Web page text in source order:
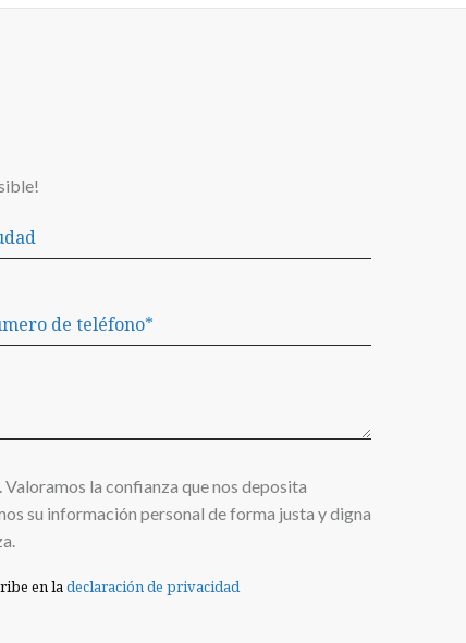
la confianza que nos deposita
su información personal de forma justa y digna
en ladeclaración de privacidad